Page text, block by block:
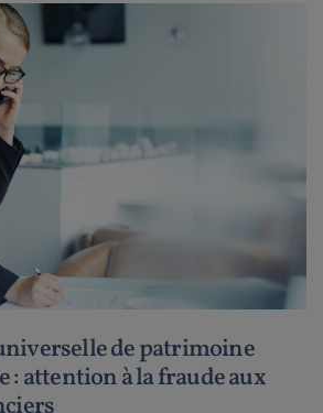
de patrimoine
attention à la fraude aux